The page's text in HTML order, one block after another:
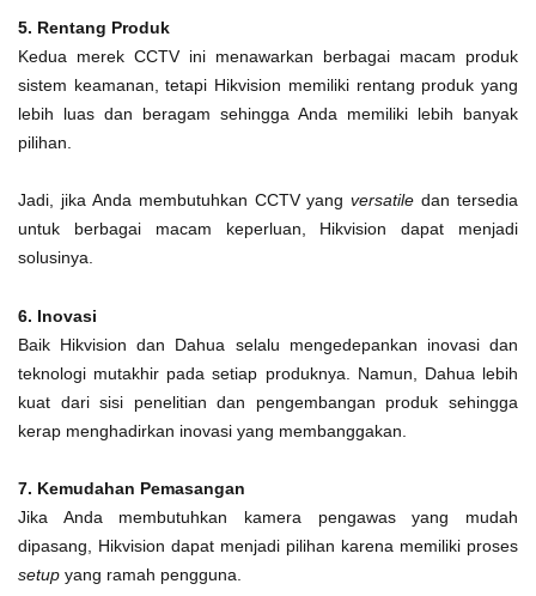
5. Rentang Produk
Kedua merek CCTV ini menawarkan berbagai macam produk
sistem keamanan, tetapi Hikvision memiliki rentang produk yang
lebih luas dan beragam sehingga Anda memiliki lebih banyak
pilihan.
Jadi, jika Anda membutuhkan CCTV yangversatile dan tersedia
untuk berbagai macam keperluan, Hikvision dapat menjadi
solusinya.
6. Inovasi
Baik Hikvision dan Dahua selalu mengedepankan inovasi dan
teknologi mutakhir pada setiap produknya. Namun, Dahua lebih
kuat dari sisi penelitian dan pengembangan produk sehingga
kerap menghadirkan inovasi yang membanggakan.
7. Kemudahan Pemasangan
Jika Anda membutuhkan kamera pengawas yang mudah
dipasang, Hikvision dapat menjadi pilihan karena memiliki proses
setup yang ramah pengguna.